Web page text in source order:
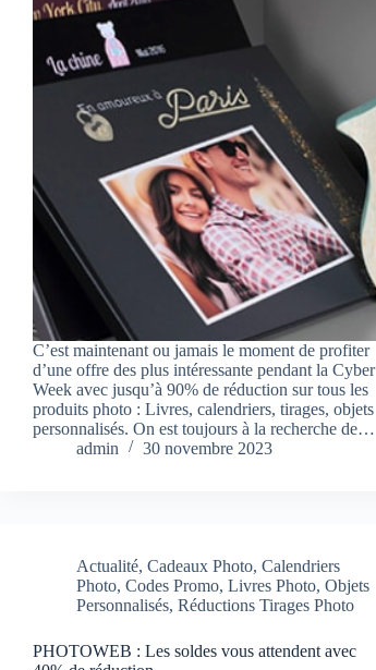
C’est maintenant ou jamais le moment de profiter
d’une offre des plus intéressante pendant la Cyber
Week avec jusqu’à 90% de réduction sur tous les
produits photo : Livres, calendriers, tirages, objets
personnalisés. On est toujours à la recherche de…
admin
30 novembre 2023
Actualité, Cadeaux Photo, Calendriers
Photo, Codes Promo, Livres Photo, Objets
Personnalisés, Réductions Tirages Photo
PHOTOWEB : Les soldes vous attendent avec